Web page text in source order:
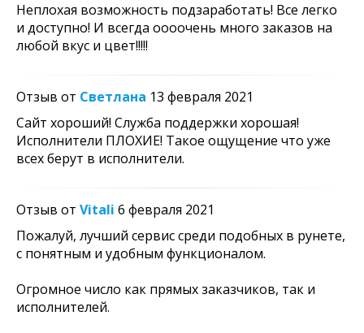
Неплохая возможность подзаработать! Все легко
и доступно! И всегда оооочень много заказов на
любой вкус и цвет!!!!!
Отзыв от Светлана 13 февраля 2021
Сайт хороший! Служба поддержки хорошая!
Исполнители ПЛОХИЕ! Такое ощущение что уже
всех берут в исполнители.
Отзыв от Vitali 6 февраля 2021
Пожалуй, лучший сервис среди подобных в рунете,
с понятным и удобным функционалом.
Огромное число как прямых заказчиков, так и
исполнителей.